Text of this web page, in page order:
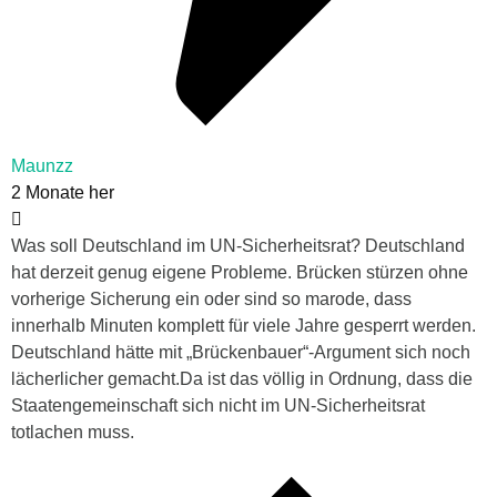
Maunzz
2 Monate her
Was soll Deutschland im UN-Sicherheitsrat? Deutschland
hat derzeit genug eigene Probleme. Brücken stürzen ohne
vorherige Sicherung ein oder sind so marode, dass
innerhalb Minuten komplett für viele Jahre gesperrt werden.
Deutschland hätte mit „Brückenbauer“-Argument sich noch
lächerlicher gemacht.Da ist das völlig in Ordnung, dass die
Staatengemeinschaft sich nicht im UN-Sicherheitsrat
totlachen muss.